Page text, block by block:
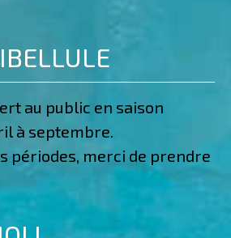
au public en saison
à septembre.
périodes, merci de prendre